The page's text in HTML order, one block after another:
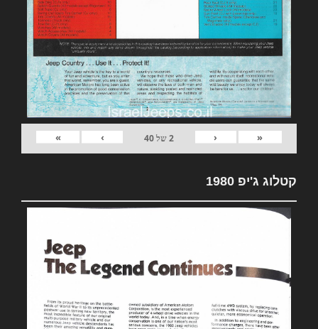
«
‹
2של40
›
»
קטלוג ג'יפ 1980